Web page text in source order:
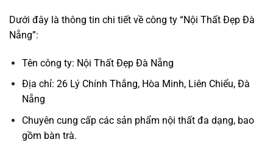
Dưới đây là thông tin chi tiết về công ty “Nội Thất Đẹp Đà
Nẵng”:
Tên công ty: Nội Thất Đẹp Đà Nẵng
Địa chỉ: 26 Lý Chính Thắng, Hòa Minh, Liên Chiểu, Đà
Nẵng
Chuyên cung cấp các sản phẩm nội thất đa dạng, bao
gồm bàn trà.